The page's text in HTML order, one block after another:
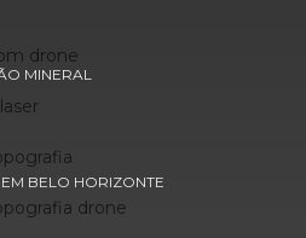
MINERAL
BELO HORIZONTE
drone
drone